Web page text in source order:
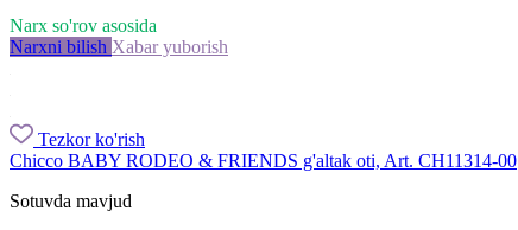
Narx so'rov asosida
Narxni bilish Xabar yuborish
Tezkor ko'rish
Chicco BABY RODEO & FRIENDS g'altak oti, Art. CH11314-00
Sotuvda mavjud